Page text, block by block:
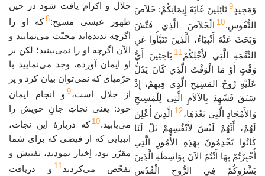
وَمَجِيدٍ9 نَائِلِينَ غَايَةَ إِيمَانِكُمْ: خَلاَصَ
النُّفُوسِ.10 الْخَلاَصَ الَّذِي فَتَّشَ
وَبَحَثَ عَنْهُ أَنْبِيَاءُ، الَّذِينَ تَنَبَّأُوا عَنِ
النِّعْمَةِ الَّتِي لأَجْلِكُمْ 11 بَاحِثِينَ أَيُّ
وَقْتٍ أَوْ مَا الْوَقْتُ الَّذِي كَانَ يَدُلُّ
عَلَيْهِ رُوحُ المَسِيحِ الَّذِي فِيهِمْ، إِذْ
سَبَقَ فَشَهِدَ بِالآلاَمِ الَّتِي لِلْمَسِيحِ
وَالأَمْجَادِ الَّتِي بَعْدَهَا،12 الَّذِينَ أُعْلِنَ
لَهُمْ، أَنَّهُمْ لَيْسَ لأَنْفُسِهِمْ بَلْ لَنَا
كَانُوا يَخْدِمُونَ بِهَذِهِ الأُمُورِ الَّتِي
أُخْبِرْتُمْ بِهَا أَنْتُمُ الآنَ بِوَاسِطَةِ الَّذِينَ
بَشَّرُوكُمْ فِي الرُّوحِ الْقُدُسِ
جلال و اکرام یافت شود در حین
ظهور عیسی مسیح:8 که او را
اگرچه ندیده‌اید محبّت می‌نمایید و
الآن اگرچه او را نمی‌بینید؛ لکن بر
او ایمان آورده، وجد می‌نمایید با
خرّمیای که نمی‌توان بیان کرد و پر
از جلال است،9 و انجام ایمان
خود: یعنی نجاتِ جانِ خویش را
می‌یابید.10 که دربارهٔ این نجات،
انبیایی که از فیضی که برای شما
مقرّر بود، اِخبار نمودند، تفتیش و
تفحّص می‌کردند11 و دریافت